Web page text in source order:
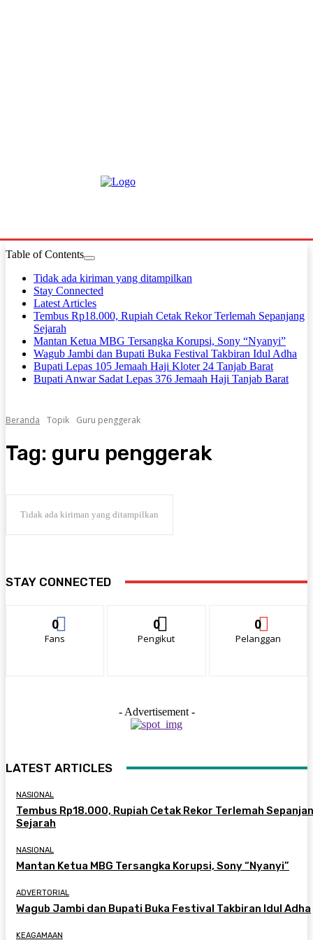
Table of Contents
Tidak ada kiriman yang ditampilkan
Stay Connected
Latest Articles
Tembus Rp18.000, Rupiah Cetak Rekor Terlemah Sepanjang
Sejarah
Mantan Ketua MBG Tersangka Korupsi, Sony “Nyanyi”
Wagub Jambi dan Bupati Buka Festival Takbiran Idul Adha
Bupati Lepas 105 Jemaah Haji Kloter 24 Tanjab Barat
Bupati Anwar Sadat Lepas 376 Jemaah Haji Tanjab Barat
Beranda Topik Guru penggerak
Tag: guru penggerak
Tidak ada kiriman yang ditampilkan
STAY CONNECTED
0
Fans
0
Pengikut
0
Pelanggan
- Advertisement -
LATEST ARTICLES
NASIONAL
Tembus Rp18.000, Rupiah Cetak Rekor Terlemah
Sejarah
NASIONAL
Mantan Ketua MBG Tersangka Korupsi, Sony “Nyanyi”
ADVERTORIAL
Wagub Jambi dan Bupati Buka Festival Takbiran Idul Adha
KEAGAMAAN